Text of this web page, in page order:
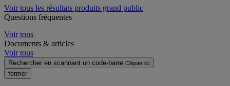
Voir tous les résultats produits grand public
Questions fréquentes
Voir tous
Documents & articles
Voir tous
Rechercher en scannant un code-barre Cliquer ici
fermer